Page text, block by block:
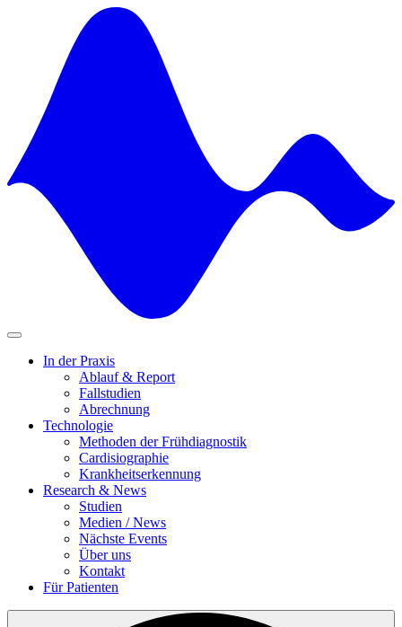
In der Praxis
Ablauf & Report
Fallstudien
Abrechnung
Technologie
Methoden der Frühdiagnostik
Cardisiographie
Krankheitserkennung
Research & News
Studien
Medien / News
Nächste Events
Über uns
Kontakt
Für Patienten